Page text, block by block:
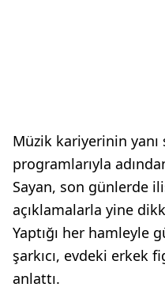
Müzik kariyerinin yanı
programlarıyla
Sayan, son günlerde
açıklamalarla yine
Yaptığı her hamleyle
şarkıcı, evdeki erkek
anlattı.